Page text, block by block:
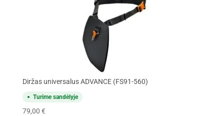
Diržas universalus ADVANCE (FS91-560)
Turime sandėlyje
79,00 €